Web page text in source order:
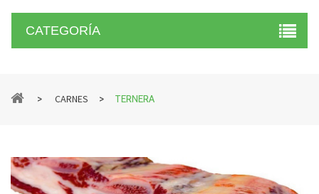
CATEGORÍA
> CARNES > TERNERA